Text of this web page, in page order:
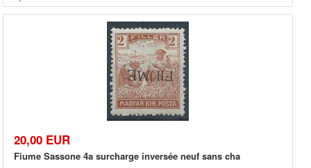
20,00 EUR
Fiume Sassone 4a surcharge inversée neuf sans cha